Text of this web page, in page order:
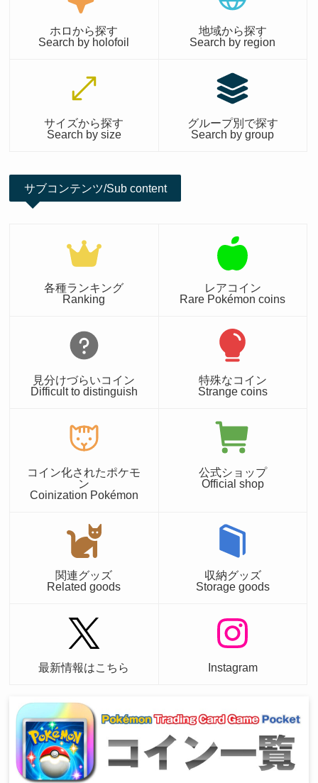
ホロから探す
Search by holofoil
地域から探す
Search by region
サイズから探す
Search by size
グループ別で探す
Search by group
サブコンテンツ/Sub content
各種ランキング
Ranking
レアコイン
Rare Pokémon coins
見分けづらいコイン
Difficult to distinguish
特殊なコイン
Strange coins
コイン化されたポケモ
ン
Coinization Pokémon
公式ショップ
Official shop
関連グッズ
Related goods
収納グッズ
Storage goods
最新情報はこちら Instagram